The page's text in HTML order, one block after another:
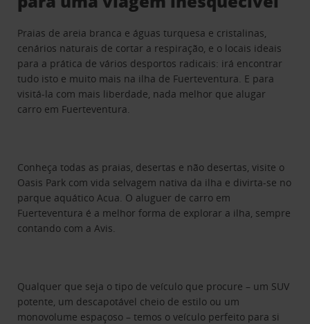
Praias de areia branca e águas turquesa e cristalinas,
cenários naturais de cortar a respiração, e o locais ideais
para a prática de vários desportos radicais: irá encontrar
tudo isto e muito mais na ilha de Fuerteventura. E para
visitá-la com mais liberdade, nada melhor que alugar
carro em Fuerteventura.
Conheça todas as praias, desertas e não desertas, visite o
Oasis Park com vida selvagem nativa da ilha e divirta-se no
parque aquático Acua. O aluguer de carro em
Fuerteventura é a melhor forma de explorar a ilha, sempre
contando com a Avis.
Qualquer que seja o tipo de veículo que procure – um SUV
potente, um descapotável cheio de estilo ou um
monovolume espaçoso – temos o veículo perfeito para si